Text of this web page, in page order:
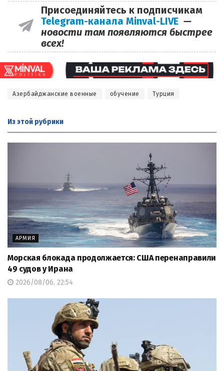
Присоединяйтесь к подписчикам
Telegram-канала Minval-LIVE —
новости там появляются быстрее
всех!
Азербайджанские военные обучение Турция
Из этой рубрики
АРМИЯ
Морская блокада продолжается: США перенаправили
49 судов у Ирана
2026/08/06, 22:54